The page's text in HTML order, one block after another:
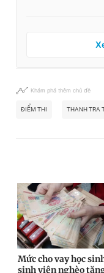
Khám phá thêm chủ đề
ĐIỂM THI THANH TRA